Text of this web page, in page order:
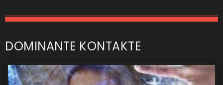
DOMINANTE KONTAKTE